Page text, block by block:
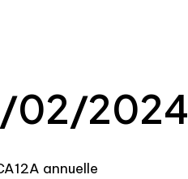
02/2024
annuelle